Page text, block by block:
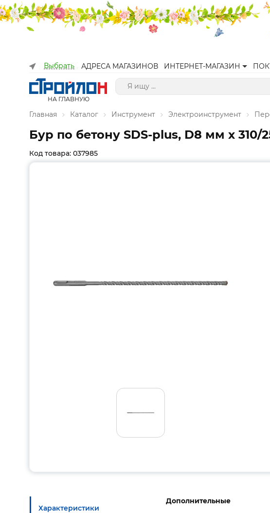
Выбрать АДРЕСА МАГАЗИНОВ ИНТЕРНЕТ-МАГАЗИН
НА ГЛАВНУЮ
Главная Каталог Инструмент Электроинструмент
Бур по бетону SDS-plus, D8 мм х 310/
Код товара: 037985
Характеристики
Дополнительные